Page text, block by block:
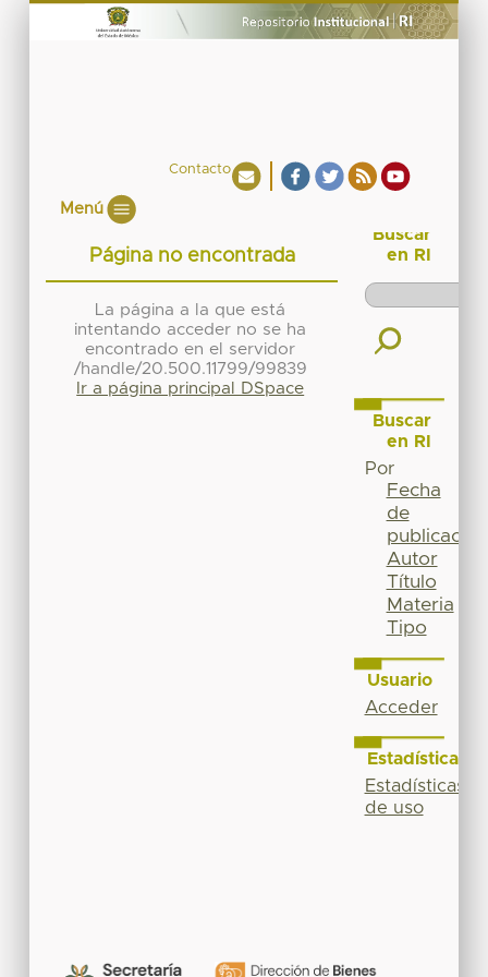
Contacto
Menú
Página no encontrada
La página a la que está
intentando acceder no se ha
encontrado en el servidor
/handle/20.500.11799/99839
Ir a página principal DSpace
Buscar
en RI
Buscar
en RI
Por
Fecha
de
publicación
Autor
Título
Materia
Tipo
Usuario
Acceder
Estadísticas
Estadísticas
de uso